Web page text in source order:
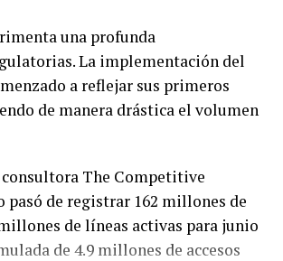
una profunda
La implementación del
a reflejar sus primeros
de manera drástica el volumen
The Competitive
de registrar 162 millones de
de líneas activas para junio
de 4.9 millones de accesos